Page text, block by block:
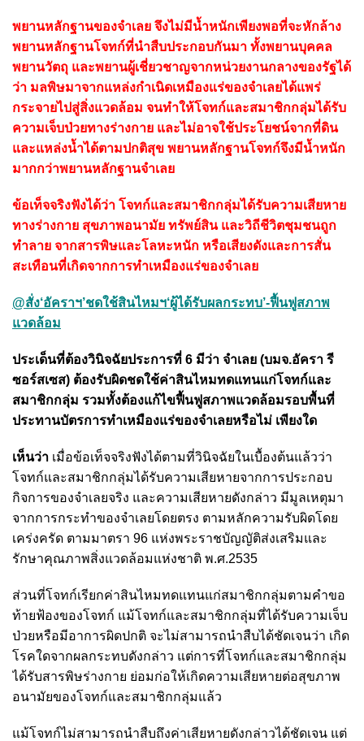
พยานหลักฐานของจำเลย จึงไม่มีน้ำหนักเพียงพอที่จะหักล้าง
พยานหลักฐานโจทก์ที่นำสืบประกอบกันมา ทั้งพยานบุคคล
พยานวัตถุ และพยานผู้เชี่ยวชาญจากหน่วยงานกลางของรัฐได้
ว่า มลพิษมาจากแหล่งกำเนิดเหมืองแร่ของจำเลยได้แพร่
กระจายไปสู่สิ่งแวดล้อม จนทำให้โจทก์และสมาชิกกลุ่มได้รับ
ความเจ็บป่วยทางร่างกาย และไม่อาจใช้ประโยชน์จากที่ดิน
และแหล่งน้ำได้ตามปกติสุข พยานหลักฐานโจทก์จึงมีน้ำหนัก
มากกว่าพยานหลักฐานจำเลย
ข้อเท็จจริงฟังได้ว่า โจทก์และสมาชิกกลุ่มได้รับความเสียหาย
ทางร่างกาย สุขภาพอนามัย ทรัพย์สิน และวิถีชีวิตชุมชนถูก
ทำลาย จากสารพิษและโลหะหนัก หรือเสียงดังและการสั่น
สะเทือนที่เกิดจากการทำเหมืองแร่ของจำเลย
@สั่ง‘อัคราฯ’ชดใช้สินไหมฯ‘ผู้ได้รับผลกระทบ’-ฟื้นฟูสภาพ
แวดล้อม
ประเด็นที่ต้องวินิจฉัยประการที่ 6 มีว่า จำเลย (บมจ.อัครา รี
ซอร์สเซส) ต้องรับผิดชดใช้ค่าสินไหมทดแทนแก่โจทก์และ
สมาชิกกลุ่ม รวมทั้งต้องแก้ไขฟื้นฟูสภาพแวดล้อมรอบพื้นที่
ประทานบัตรการทำเหมืองแร่ของจำเลยหรือไม่ เพียงใด
เห็นว่า เมื่อข้อเท็จจริงฟังได้ตามที่วินิจฉัยในเบื้องต้นแล้วว่า
โจทก์และสมาชิกกลุ่มได้รับความเสียหายจากการประกอบ
กิจการของจำเลยจริง และความเสียหายดังกล่าว มีมูลเหตุมา
จากการกระทำของจำเลยโดยตรง ตามหลักความรับผิดโดย
เคร่งครัด ตามมาตรา 96 แห่งพระราชบัญญัติส่งเสริมและ
รักษาคุณภาพสิ่งแวดล้อมแห่งชาติ พ.ศ.2535
ส่วนที่โจทก์เรียกค่าสินไหมทดแทนแก่สมาชิกกลุ่มตามคำขอ
ท้ายฟ้องของโจทก์ แม้โจทก์และสมาชิกกลุ่มที่ได้รับความเจ็บ
ป่วยหรือมีอาการผิดปกติ จะไม่สามารถนำสืบได้ชัดเจนว่า เกิด
โรคใดจากผลกระทบดังกล่าว แต่การที่โจทก์และสมาชิกกลุ่ม
ได้รับสารพิษร่างกาย ย่อมก่อให้เกิดความเสียหายต่อสุขภาพ
อนามัยของโจทก์และสมาชิกกลุ่มแล้ว
แม้โจทก์ไม่สามารถนำสืบถึงค่าเสียหายดังกล่าวได้ชัดเจน แต่